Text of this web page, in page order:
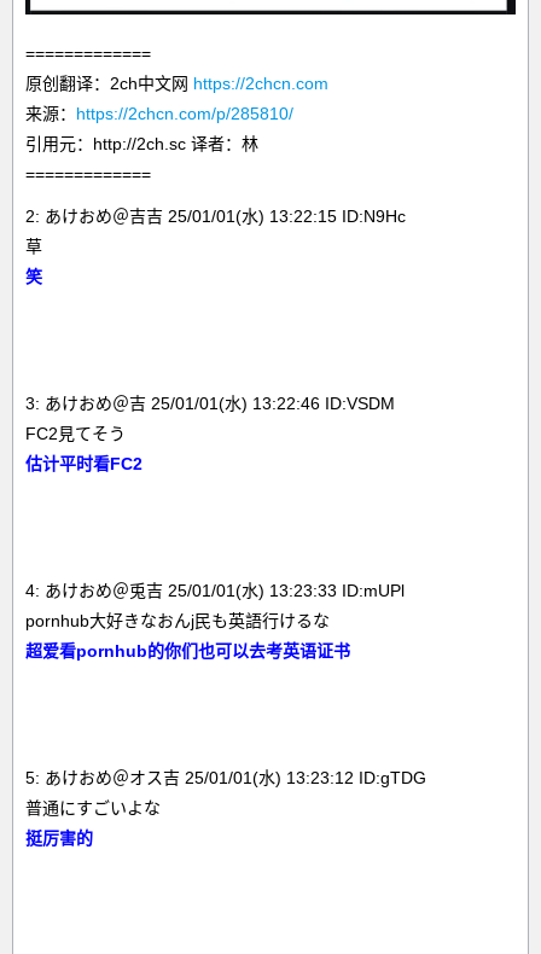
=============
原创翻译：2ch中文网 https://2chcn.com
来源： https://2chcn.com/p/285810/
引用元：http://2ch.sc 译者：林
=============
2: あけおめ＠吉吉 25/01/01(水) 13:22:15 ID:N9Hc
草
笑
3: あけおめ＠吉 25/01/01(水) 13:22:46 ID:VSDM
FC2見てそう
估计平时看FC2
4: あけおめ＠兎吉 25/01/01(水) 13:23:33 ID:mUPl
pornhub大好きなおんj民も英語行けるな
超爱看pornhub的你们也可以去考英语证书
5: あけおめ＠オス吉 25/01/01(水) 13:23:12 ID:gTDG
普通にすごいよな
挺厉害的